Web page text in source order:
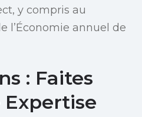
y compris au
l’Économie annuel de
: Faites